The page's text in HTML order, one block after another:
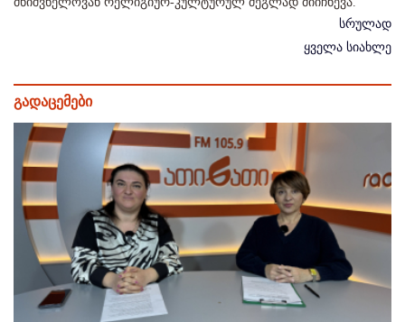
სრულად
ყველა სიახლე
გადაცემები